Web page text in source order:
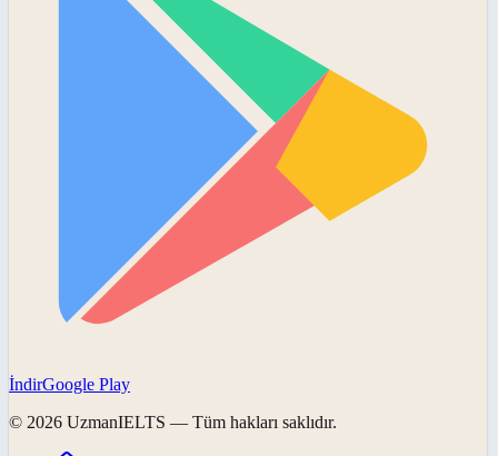
İndirGoogle Play
© 2026 UzmanIELTS — Tüm hakları saklıdır.